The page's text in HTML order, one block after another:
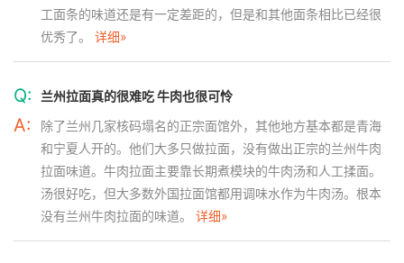
工面条的味道还是有一定差距的，但是和其他面条相比已经很
优秀了。 详细»
Q: 兰州拉面真的很难吃 牛肉也很可怜
A:
除了兰州几家核码塌名的正宗面馆外，其他地方基本都是青海
和宁夏人开的。他们大多只做拉面，没有做出正宗的兰州牛肉
拉面味道。牛肉拉面主要靠长期煮模块的牛肉汤和人工揉面。
汤很好吃，但大多数外国拉面馆都用调味水作为牛肉汤。根本
没有兰州牛肉拉面的味道。 详细»